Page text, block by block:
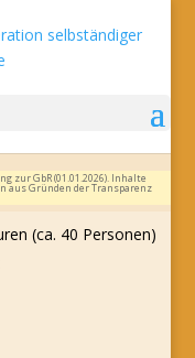
GbR (01.01.2026). Inhalte
aus Gründen der Transparenz
(ca. 40 Personen)